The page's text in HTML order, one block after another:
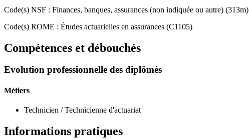
Code(s) NSF : Finances, banques, assurances (non indiquée ou autre) (313m)
Code(s) ROME : Études actuarielles en assurances (C1105)
Compétences et débouchés
Evolution professionnelle des diplômés
Métiers
Technicien / Technicienne d'actuariat
Informations pratiques